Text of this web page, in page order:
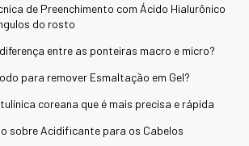
de Preenchimento com Ácido Hialurônico
do rosto
entre as ponteiras macro e micro?
para remover Esmaltação em Gel?
coreana que é mais precisa e rápida
sobre Acidificante para os Cabelos